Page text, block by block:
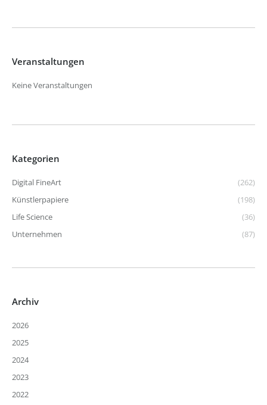
Veranstaltungen
Keine Veranstaltungen
Kategorien
Digital FineArt
(262)
Künstlerpapiere
(198)
Life Science
(36)
Unternehmen
(87)
Archiv
2026
2025
2024
2023
2022